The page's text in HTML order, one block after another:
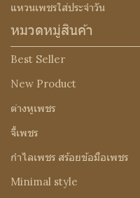
แหวนเพชรใส่ประจำวัน
หมวดหมู่สินค้า
Best Seller
New Product
ต่างหูเพชร
จี้เพชร
กำไลเพชร สร้อยข้อมือเพชร
Minimal style